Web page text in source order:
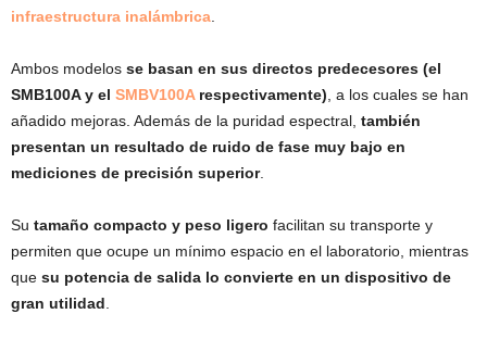
infraestructura inalámbrica
Ambos modelos se basan en sus directos predecesores (el
SMB100A y el SMBV100Arespectivamente) , a los cuales se han
añadido mejoras. Además de la puridad espectral, también
presentan un resultado de ruido de fase muy bajo en
mediciones de precisión superior.
Su tamaño compacto y peso ligero facilitan su transporte y
permiten que ocupe un mínimo espacio en el laboratorio, mientras
que su potencia de salida lo convierte en un dispositivo de
gran utilidad